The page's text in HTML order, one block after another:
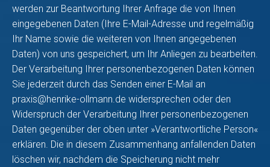
werden zur Beantwortung Ihrer Anfrage die von Ihnen
eingegebenen Daten (Ihre E-Mail-Adresse und regelmäßig
Ihr Name sowie die weiteren von Ihnen angegebenen
Daten) von uns gespeichert, um Ihr Anliegen zu bearbeiten.
Der Verarbeitung Ihrer personenbezogenen Daten können
Sie jederzeit durch das Senden einer E-Mail an
praxis@henrike-ollmann.de widersprechen oder den
Widerspruch der Verarbeitung Ihrer personenbezogenen
Daten gegenüber der oben unter »Verantwortliche Person«
erklären. Die in diesem Zusammenhang anfallenden Daten
löschen wir, nachdem die Speicherung nicht mehr